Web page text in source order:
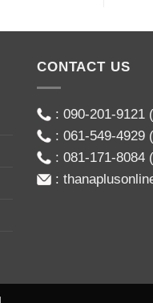
CONTACT US
: 090-201-9121
: 061-549-4929
: 081-171-8084
: